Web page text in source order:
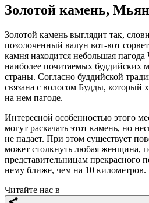
Золотой камень,
Золотой камень выглядит так,
позолоченный валун вот-вот
камня находится небольшая
наиболее почитаемых буддийских
страны. Согласно буддийской
связана с волосом Будды, который
на нем пагоде.
Интересной особенностью этого
могут раскачать этот камень, но
не падает. При этом существует
может столкнуть любая женщина,
представительницам прекрасного
нему ближе, чем на 10 километров.
Читайте нас в